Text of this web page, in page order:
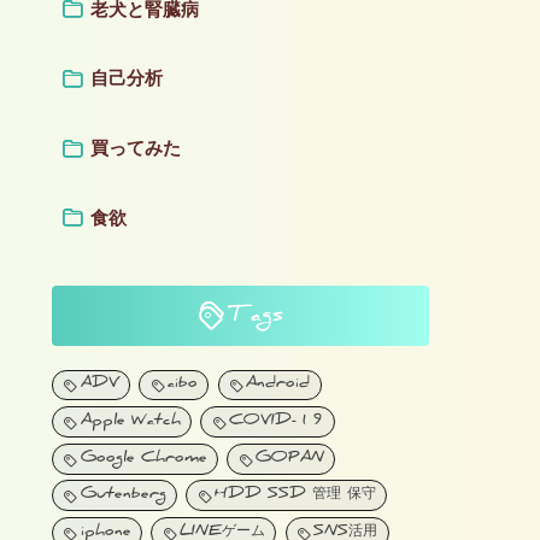
老犬と腎臓病
自己分析
買ってみた
食欲
Tags
ADV aibo Android
Apple Watch COVID-19
Google Chrome GOPAN
Gutenberg HDD SSD 管理 保守
iphone LINEゲーム SNS活用